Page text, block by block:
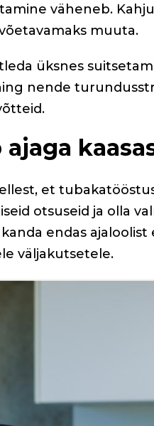
väheneb.
muuta.
üksnes
nende
et
otsuseid ja olla
endas ajaloolist
väljakutsetele.